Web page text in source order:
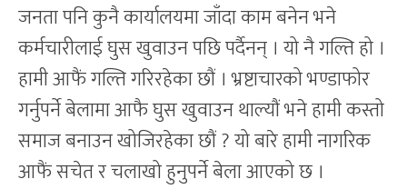
जनता पनि कुनै कार्यालयमा जाँदा काम बनेन भने
कर्मचारीलाई घुस खुवाउन पछि पर्दैनन् । यो नै गल्ति हो ।
हामी आफैं गल्ति गरिरहेका छौं । भ्रष्टाचारको भण्डाफोर
गर्नुपर्ने बेलामा आफै घुस खुवाउन थाल्यौं भने हामी कस्तो
समाज बनाउन खोजिरहेका छौं ? यो बारे हामी नागरिक
आफैं सचेत र चलाखो हुनुपर्ने बेला आएको छ ।